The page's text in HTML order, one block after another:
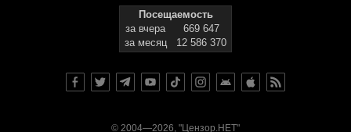
Посещаемость
за вчера
669 647
за месяц
12 586 370
© 2004—2026, "Цензор.НЕТ"